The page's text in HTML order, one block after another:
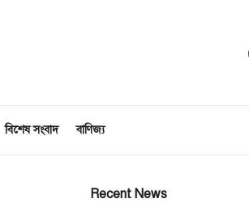
বিশেষ সংবাদ বাণিজ্য
Recent News